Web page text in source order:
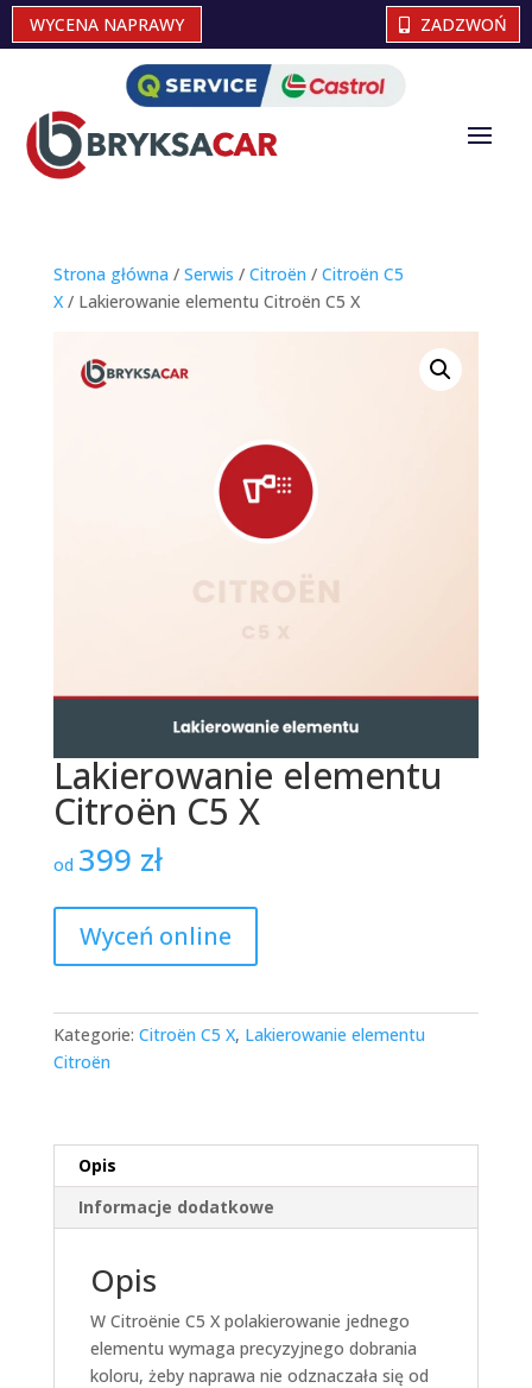
WYCENA NAPRAWY ZADZWOŃ
Strona główna / Serwis / Citroën / Citroën C5
X/ Lakierowanie elementu Citroën C5 X
Lakierowanie elementu
Citroën C5 X
od 399 zł
Wyceń online
Kategorie: Citroën C5 X, Lakierowanie elementu
Citroën
Opis
Informacje dodatkowe
Opis
W Citroënie C5 X polakierowanie jednego
elementu wymaga precyzyjnego dobrania
koloru, żeby naprawa nie odznaczała się od